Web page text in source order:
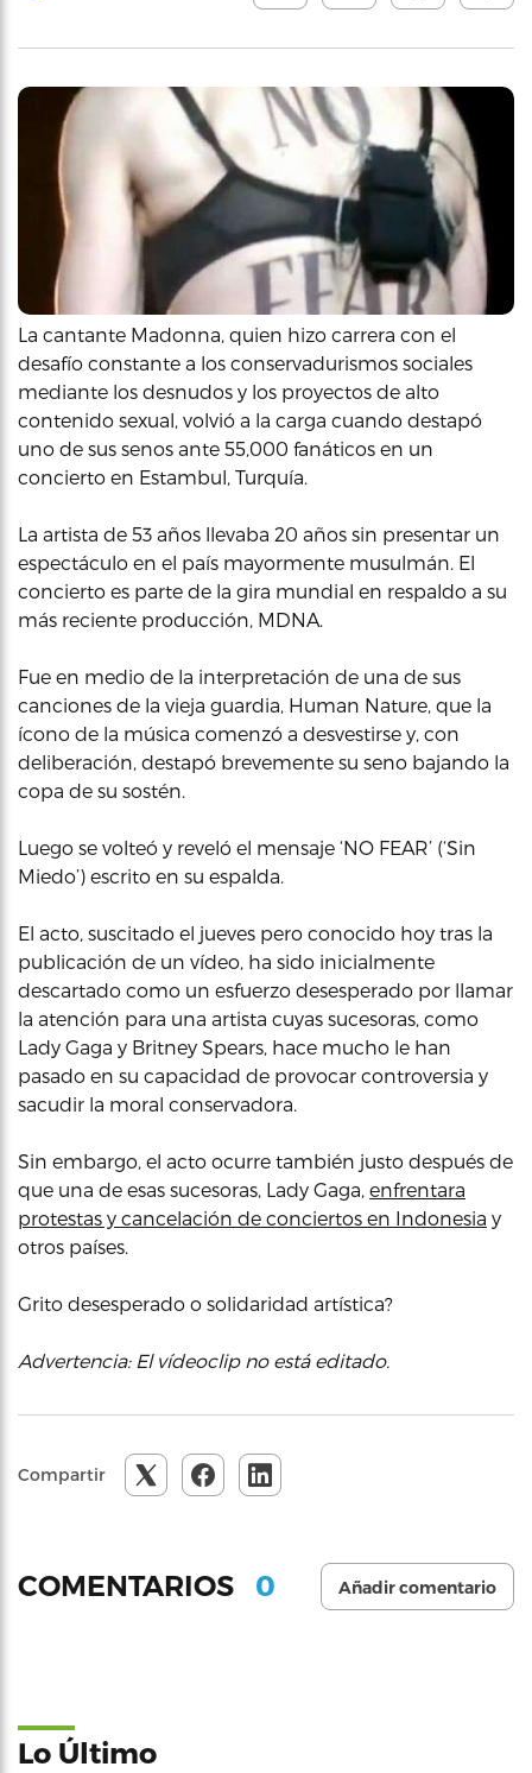
La cantante Madonna, quien hizo carrera con el
desafío constante a los conservadurismos sociales
mediante los desnudos y los proyectos de alto
contenido sexual, volvió a la carga cuando destapó
uno de sus senos ante 55,000 fanáticos en un
concierto en Estambul, Turquía.
La artista de 53 años llevaba 20 años sin presentar un
espectáculo en el país mayormente musulmán. El
concierto es parte de la gira mundial en respaldo a su
más reciente producción, MDNA.
Fue en medio de la interpretación de una de sus
canciones de la vieja guardia, Human Nature, que la
ícono de la música comenzó a desvestirse y, con
deliberación, destapó brevemente su seno bajando la
copa de su sostén.
Luego se volteó y reveló el mensaje ‘NO FEAR’ (‘Sin
Miedo’) escrito en su espalda.
El acto, suscitado el jueves pero conocido hoy tras la
publicación de un vídeo, ha sido inicialmente
descartado como un esfuerzo desesperado por llamar
la atención para una artista cuyas sucesoras, como
Lady Gaga y Britney Spears, hace mucho le han
pasado en su capacidad de provocar controversia y
sacudir la moral conservadora.
Sin embargo, el acto ocurre también justo después de
que una de esas sucesoras, Lady Gaga, enfrentara
protestas y cancelación de conciertos en Indonesia y
otros países.
Grito desesperado o solidaridad artística?
Advertencia: El vídeoclip no está editado.
Compartir
COMENTARIOS 0 Añadir comentario
Lo Último